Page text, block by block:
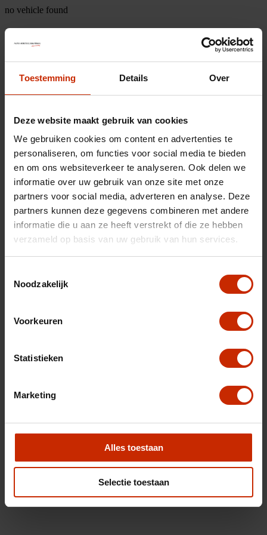
Toestemming Details Over
Deze website maakt gebruik van cookies
We gebruiken cookies om content en advertenties te
personaliseren, om functies voor social media te bieden
en om ons websiteverkeer te analyseren. Ook delen we
informatie over uw gebruik van onze site met onze
partners voor social media, adverteren en analyse. Deze
partners kunnen deze gegevens combineren met andere
informatie die u aan ze heeft verstrekt of die ze hebben
verzameld op basis van uw gebruik van hun services.
Noodzakelijk
Voorkeuren
Statistieken
Marketing
Alles toestaan
Selectie toestaan
no vehicle found